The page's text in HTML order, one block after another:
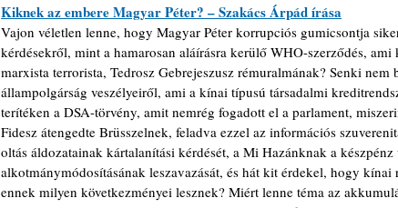
Kiknek az embere Magyar Péter? – Szakács Árpád írása
Vajon véletlen lenne, hogy Magyar Péter korrupciós gumicsontja
kérdésekről, mint a hamarosan aláírásra kerülő WHO-szerződés,
marxista terrorista, Tedrosz Gebrejeszusz rémuralmának? Senki
állampolgárság veszélyeiről, ami a kínai típusú társadalmi
terítéken a DSA-törvény, amit nemrég fogadott el a parlament,
Fidesz átengedte Brüsszelnek, feladva ezzel az információs
oltás áldozatainak kártalanítási kérdését, a Mi Hazánknak a készpénz
alkotmánymódosításának leszavazását, és hát kit érdekel, hogy
ennek milyen következményei lesznek? Miért lenne téma az